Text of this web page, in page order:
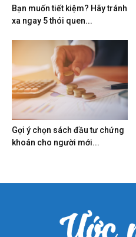
Bạn muốn tiết kiệm? Hãy tránh
xa ngay 5 thói quen...
Gợi ý chọn sách đầu tư chứng
khoán cho người mới...